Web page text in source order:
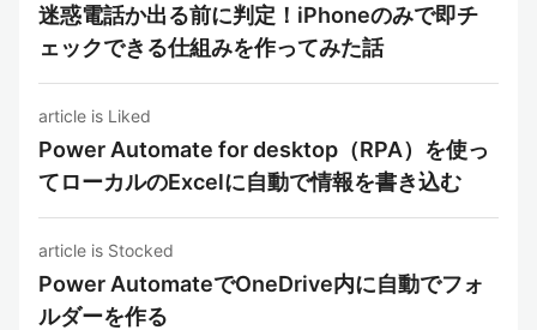
迷惑電話か出る前に判定！iPhoneのみで即チ
ェックできる仕組みを作ってみた話
article is Liked
Power Automate for desktop（RPA）を使っ
てローカルのExcelに自動で情報を書き込む
article is Stocked
Power AutomateでOneDrive内に自動でフォ
ルダーを作る